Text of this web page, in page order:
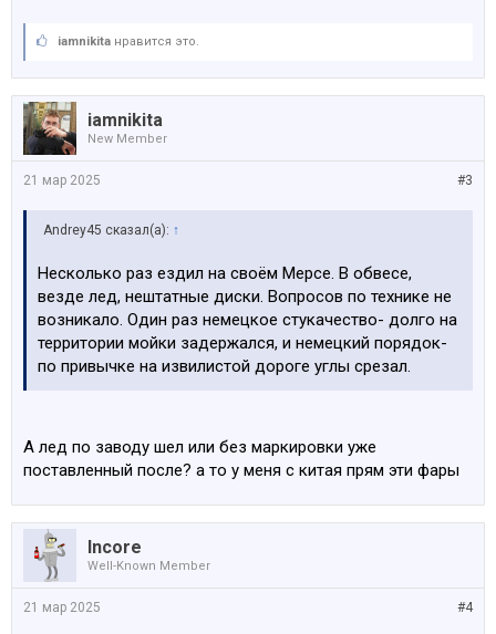
iamnikita нравится это.
iamnikita
New Member
#3
21 мар 2025
Andrey45 сказал(а): ↑
Несколько раз ездил на своём Мерсе. В обвесе,
везде лед, нештатные диски. Вопросов по технике не
возникало. Один раз немецкое стукачество- долго на
территории мойки задержался, и немецкий порядок-
по привычке на извилистой дороге углы срезал.
А лед по заводу шел или без маркировки уже
поставленный после? а то у меня с китая прям эти фары
Incore
Well-Known Member
#4
21 мар 2025